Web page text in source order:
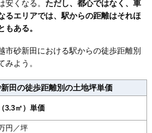
60万円 2,178万円 30.3%
59万円
59万円 2,904万円
安くなる。 ただし、都心ではなく、車
るエリアでは、駅からの距離はそれほ
もある。
砂新田における駅からの徒歩距離別
みよう。
田の徒歩距離別の土地坪単価
3.3㎡）単価
円／坪